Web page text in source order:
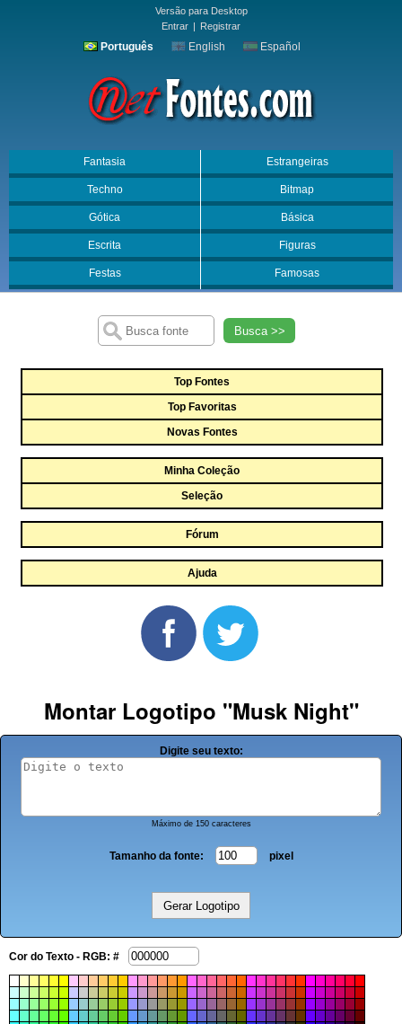
Versão para Desktop
Entrar | Registrar
Português English Español
Fantasia Estrangeiras
Techno Bitmap
Gótica Básica
Escrita Figuras
Festas Famosas
Busca >>
Top Fontes
Top Favoritas
Novas Fontes
Minha Coleção
Seleção
Fórum
Ajuda
Montar Logotipo "Musk Night"
Digite seu texto:
Máximo de 150 caracteres
Tamanho da fonte: pixel
Cor do Texto - RGB: #